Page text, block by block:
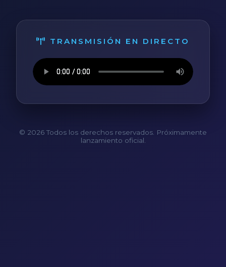
TRANSMISIÓN EN DIRECTO
© 2026 Todos los derechos reservados. Próximamente
lanzamiento oficial.